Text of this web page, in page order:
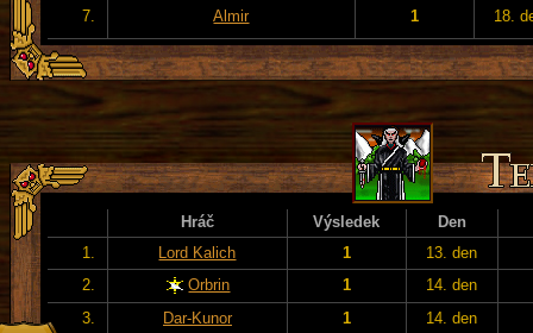
7. Almir 1 18.
Hráč Výsledek
Den
1.
Lord Kalich 1
13. den
2.
Orbrin 1
14. den
3.
Dar-Kunor 1
14. den